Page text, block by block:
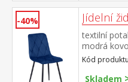
-40% Jídelní
textilní
modrá
provedení
cm
Kód
Skladem